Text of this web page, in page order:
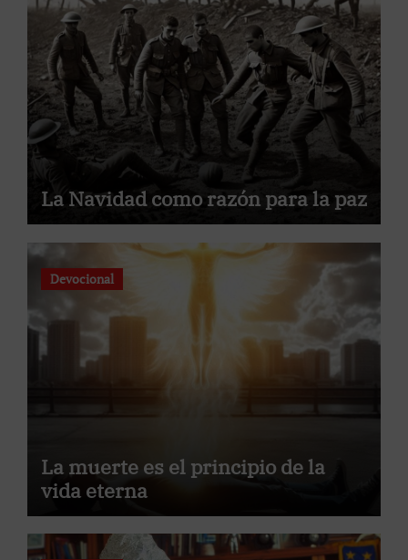
La Navidad como razón para la paz
Devocional
La muerte es el principio de la
vida eterna